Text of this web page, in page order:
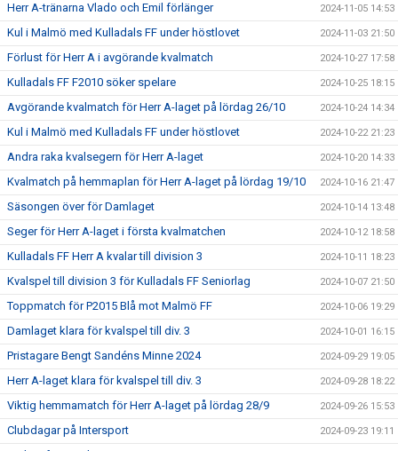
Herr A-tränarna Vlado och Emil förlänger 2024-11-05 14:53
Kul i Malmö med Kulladals FF under höstlovet 2024-11-03 21:50
Förlust för Herr A i avgörande kvalmatch 2024-10-27 17:58
Kulladals FF F2010 söker spelare 2024-10-25 18:15
Avgörande kvalmatch för Herr A-laget på lördag 26/10 2024-10-24 14:34
Kul i Malmö med Kulladals FF under höstlovet 2024-10-22 21:23
Andra raka kvalsegern för Herr A-laget 2024-10-20 14:33
Kvalmatch på hemmaplan för Herr A-laget på lördag 19/10 2024-10-16 21:47
Säsongen över för Damlaget 2024-10-14 13:48
Seger för Herr A-laget i första kvalmatchen 2024-10-12 18:58
Kulladals FF Herr A kvalar till division 3 2024-10-11 18:23
Kvalspel till division 3 för Kulladals FF Seniorlag 2024-10-07 21:50
Toppmatch för P2015 Blå mot Malmö FF 2024-10-06 19:29
Damlaget klara för kvalspel till div. 3 2024-10-01 16:15
Pristagare Bengt Sandéns Minne 2024 2024-09-29 19:05
Herr A-laget klara för kvalspel till div. 3 2024-09-28 18:22
Viktig hemmamatch för Herr A-laget på lördag 28/9 2024-09-26 15:53
Clubdagar på Intersport 2024-09-23 19:11